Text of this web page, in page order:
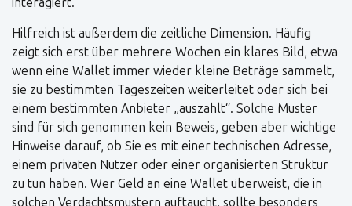
interagiert.
Hilfreich ist außerdem die zeitliche Dimension. Häufig
zeigt sich erst über mehrere Wochen ein klares Bild, etwa
wenn eine Wallet immer wieder kleine Beträge sammelt,
sie zu bestimmten Tageszeiten weiterleitet oder sich bei
einem bestimmten Anbieter „auszahlt“. Solche Muster
sind für sich genommen kein Beweis, geben aber wichtige
Hinweise darauf, ob Sie es mit einer technischen Adresse,
einem privaten Nutzer oder einer organisierten Struktur
zu tun haben. Wer Geld an eine Wallet überweist, die in
solchen Verdachtsmustern auftaucht, sollte besonders